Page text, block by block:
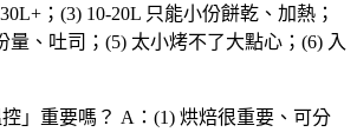
；(3) 10-20L 只能小份餅乾、加熱；
量、吐司；(5) 太小烤不了大點心；(6) 入
控 」重要嗎？ A：(1) 烘焙很重要、可分